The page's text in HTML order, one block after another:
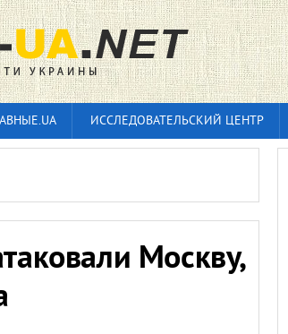
ИССЛЕДОВАТЕЛЬСКИЙ ЦЕНТР
Москву,